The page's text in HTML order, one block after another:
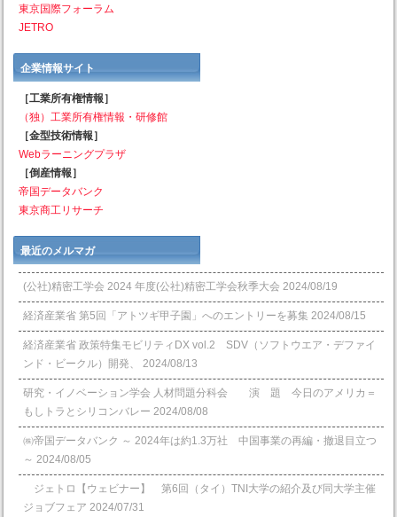
東京国際フォーラム
JETRO
企業情報サイト
［工業所有権情報］
（独）工業所有権情報・研修館
［金型技術情報］
Webラーニングプラザ
［倒産情報］
帝国データバンク
東京商工リサーチ
最近のメルマガ
(公社)精密工学会 2024 年度(公社)精密工学会秋季大会 2024/08/19
経済産業省 第5回「アトツギ甲子園」へのエントリーを募集 2024/08/15
経済産業省 政策特集モビリティDX vol.2 SDV（ソフトウエア・デファイ
ンド・ビークル）開発、
2024/08/13
研究・イノベーション学会 人材問題分科会 演 題 今日のアメリカ＝
もしトラとシリコンバレー 2024/08/08
㈱帝国データバンク ～ 2024年は約1.3万社 中国事業の再編・撤退目立つ
～ 2024/08/05
ジェトロ【ウェビナー】 第6回（タイ）TNI大学の紹介及び同大学主催
ジョブフェア 2024/07/31